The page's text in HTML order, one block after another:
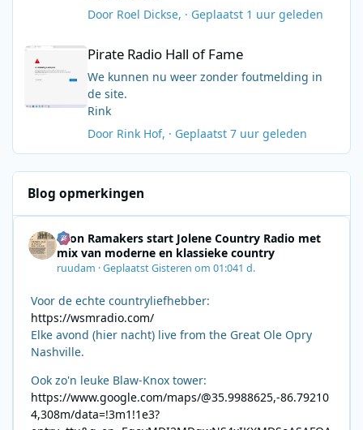
ThimonSchellevis-GoudvanOud
[Verborgen inhoud] 192-20021127-2000-2020-
[Verborgen inhoud] All 7 files
Door Roel Dickse, · Geplaatst 1 uur geleden
Pirate Radio Hall of Fame
We kunnen nu weer zonder foutmelding in
de site.
Rink
Door Rink Hof, · Geplaatst 7 uur geleden
Blog opmerkingen
Leon Ramakers start Jolene Country Radio met
mix van moderne en klassieke country
ruudam ·GeplaatstGisteren om 01:041 d.
Voor de echte countryliefhebber:
https://wsmradio.com/
Elke avond (hier nacht) live from the Great Ole Opry
Nashville.
Ook zo'n leuke Blaw-Knox tower:
https://www.google.com/maps/@35.9988625,-86.79210
4,308m/data=!3m1!1e3?